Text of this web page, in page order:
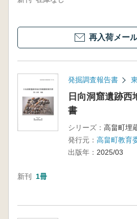
再入荷メー
発掘調査報告書
日向洞窟遺跡西
書
シリーズ：
発行元： 高畠町教育
出版年： 2025/03
新刊 1冊